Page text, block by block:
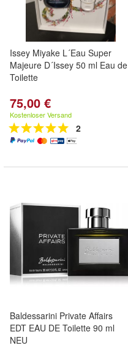
Issey Miyake L´Eau Super
Majeure D´Issey 50 ml Eau de
Toilette
75,00 €
Kostenloser Versand
2
Baldessarini Private Affairs
EDT EAU DE Toilette 90 ml
NEU